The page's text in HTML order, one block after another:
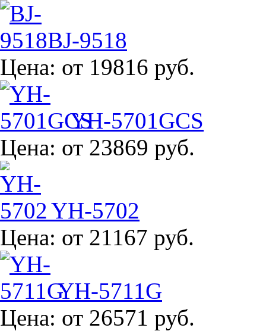
BJ-9518
Цена: от 19816 руб.
YH-5701GCS
Цена: от 23869 руб.
YH-5702
Цена: от 21167 руб.
YH-5711G
Цена: от 26571 руб.